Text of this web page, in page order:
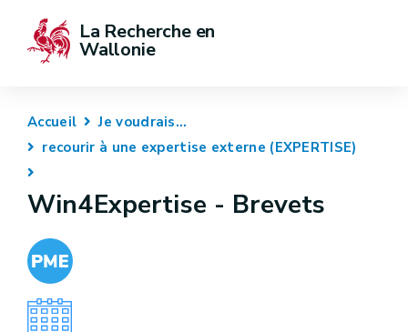
La Recherche en
Wallonie
Accueil
Je voudrais...
recourir à une expertise externe (EXPERTISE)
Win4Expertise - Brevets